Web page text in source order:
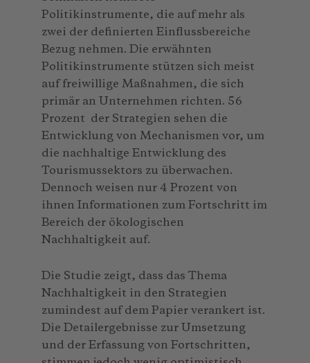
Politikinstrumente, die auf mehr als
zwei der definierten Einflussbereiche
Bezug nehmen. Die erwähnten
Politikinstrumente stützen sich meist
auf freiwillige Maßnahmen, die sich
primär an Unternehmen richten. 56
Prozent der Strategien sehen die
Entwicklung von Mechanismen vor, um
die nachhaltige Entwicklung des
Tourismussektors zu überwachen.
Dennoch weisen nur 4 Prozent von
ihnen Informationen zum Fortschritt im
Bereich der ökologischen
Nachhaltigkeit auf.
Die Studie zeigt, dass das Thema
Nachhaltigkeit in den Strategien
zumindest auf dem Papier verankert ist.
Die Detailergebnisse zur Umsetzung
und der Erfassung von Fortschritten,